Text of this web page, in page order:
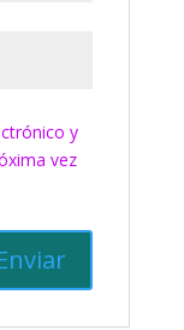
y
vez